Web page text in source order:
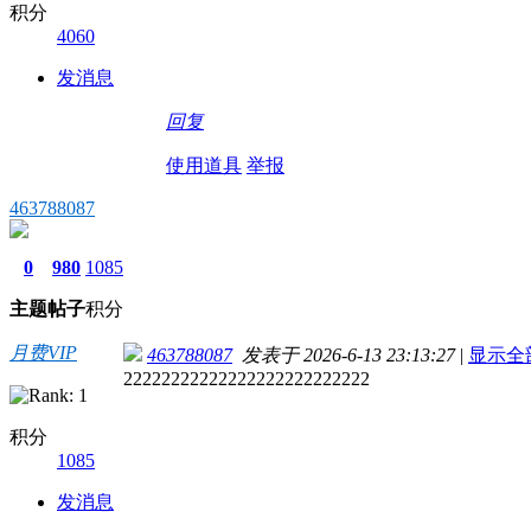
积分
4060
发消息
回复
使用道具 举报
463788087
0
主题
980
帖子
1085
积分
月费VIP
积分
1085
发消息
463788087发表于 2026-6-13 23:13:27 | 显示全
22222222222222222222222222